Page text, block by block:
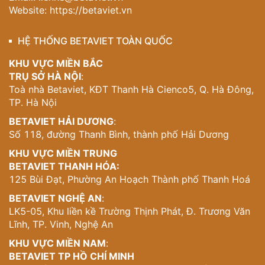
những tác phẩm nghệ thuật sống động. Từ ban công, gia
chủ có thể ngắm nhìn khung cảnh thành phố và cảm nhận
được sự giao thoa giữa quá khứ và hiện tại.
Nội Thất Cổ Điển Đẳng Cấp Hoàng Gia
Bên trong ngôi lâu đài,
thiết kế với gỗ tự nhiên cao cấp tông màu nâu ấm. Phòng
khách rộng lớn với trần nhà coffered và đèn chùm pha lê
tạo nên không khí trang nghiêm đầy ấn tượng.
Hệ thống cầu thang gỗ cong với cột trụ chạm khắc tinh
xảo là điểm nhấn kiến trúc đặc biệt. Mỗi bước chân đi
trên cầu thang như được đưa lên những tầng thiên đàng
của cung điện cổ.
Phòng bếp được thiết kế theo phong cách classical với tủ
bếp gỗ tự nhiên và đảo bếp trung tâm, tạo nên không
gian nấu nướng vừa tiện nghi vừa sang trọng. Phòng ngủ
master với giường cổ điển và trang trí tường độc đáo
mang đến cảm giác như đang nghỉ ngơi trong phòng
hoàng gia.
Website: https://betaviet.vn
HỆ THỐNG BETAVIET TOÀN QUỐC
KHU VỰC MIỀN BẮC
TRỤ SỞ HÀ NỘI:
Toà nhà Betaviet, KĐT Thanh Hà Cienco5, Q. Hà Đông,
TP. Hà Nội
BETAVIET HẢI DƯƠNG:
Số 118, đường Thanh Bình, thành phố Hải Dương
KHU VỰC MIỀN TRUNG
BETAVIET THANH HÓA:
125 Bùi Đạt, Phường An Hoạch Thành phố Thanh Hoá
BETAVIET NGHỆ AN:
LK5-05, Khu liền kề Trường Thịnh Phát, Đ. Trương Văn
Lĩnh, TP. Vinh, Nghệ An
KHU VỰC MIỀN NAM:
BETAVIET TP HỒ CHÍ MINH